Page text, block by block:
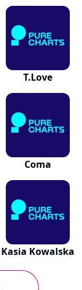
T.Love
Coma
Kasia Kowalska